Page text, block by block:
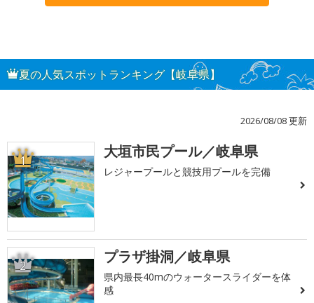
夏の人気スポットランキング【岐阜県】
2026/08/08 更新
1 大垣市民プール／岐阜県
レジャープールと競技用プールを完備
2 プラザ掛洞／岐阜県
県内最長40mのウォータースライダーを体
感